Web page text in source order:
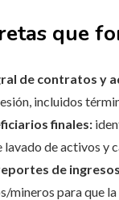
que
de contratos y
incluidos
finales:
de activos y
de
mineros para que